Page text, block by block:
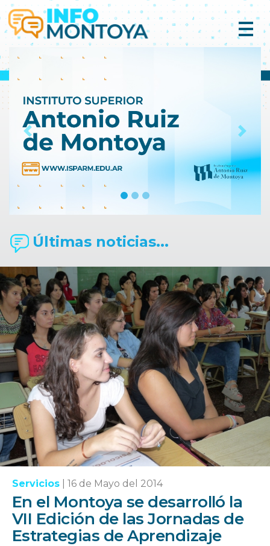
Previous Next
Últimas noticias...
Servicios 16 de Mayo del 2014
En el Montoya se desarrolló la
VII Edición de las Jornadas de
Estrategias de Aprendizaje